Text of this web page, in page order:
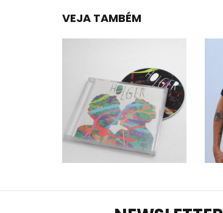
VEJA TAMBÉM